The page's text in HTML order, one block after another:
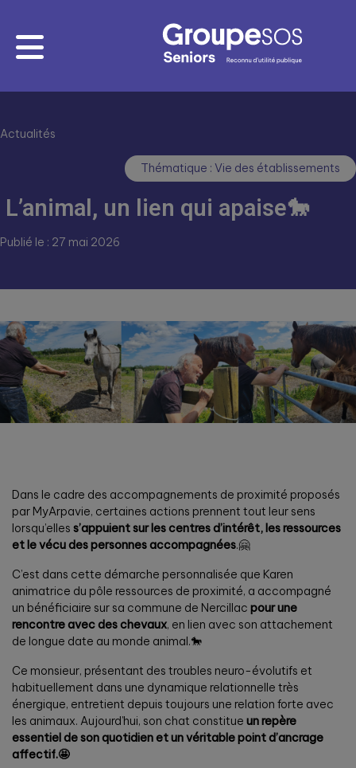
Actualités
Thématique : Vie des établissements
L’animal, un lien qui apaise🐎
Publié le : 27 mai 2026
Dans le cadre des accompagnements de proximité proposés
par MyArpavie, certaines actions prennent tout leur sens
lorsqu’elles s’appuient sur les centres d’intérêt, les ressources
et le vécu des personnes accompagnées.🤗
C’est dans cette démarche personnalisée que Karen
animatrice du pôle ressources de proximité, a accompagné
un bénéficiaire sur sa commune de Nercillac pour une
rencontre avec des chevaux, en lien avec son attachement
de longue date au monde animal.🐎
Ce monsieur, présentant des troubles neuro-évolutifs et
habituellement dans une dynamique relationnelle très
énergique, entretient depuis toujours une relation forte avec
les animaux. Aujourd’hui, son chat constitue un repère
essentiel de son quotidien et un véritable point d’ancrage
affectif.🤩